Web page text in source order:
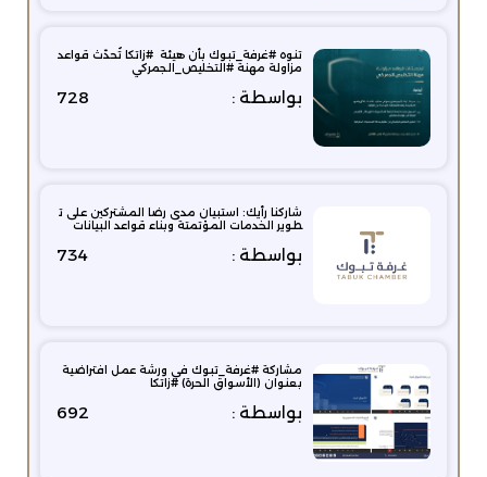
تنوه #غرفة_تبوك بأن هيئة ⁧‫ ‫#زاتكا‬ تُحدّث قواعد
مزاولة مهنة ‫#التخليص_الجمركي‬
بواسطة : 728
شاركنا رأيك: استبيان مدى رضا المشتركين على ت
طوير الخدمات المؤتمتة وبناء قواعد البيانات
بواسطة : 734
مشاركة #غرفة_تبوك في ورشة عمل افتراضية
بعنوان (الأسواق الحرة) #زاتكا‬⁩
بواسطة : 692